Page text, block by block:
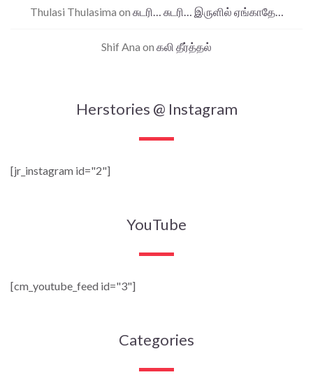
Thulasi Thulasima on சுடரி… சுடரி… இருளில் ஏங்காதே…
Shif Ana on கலி தீர்த்தல்
Herstories @ Instagram
[jr_instagram id="2"]
YouTube
[cm_youtube_feed id="3"]
Categories